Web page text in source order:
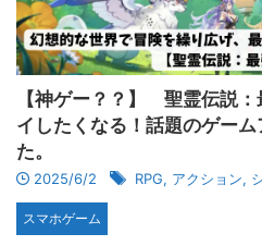
【神ゲー？？】 聖霊伝説
イしたくなる！話題のゲー
た。
2025/6/2 RPG, アクション,
スマホゲーム